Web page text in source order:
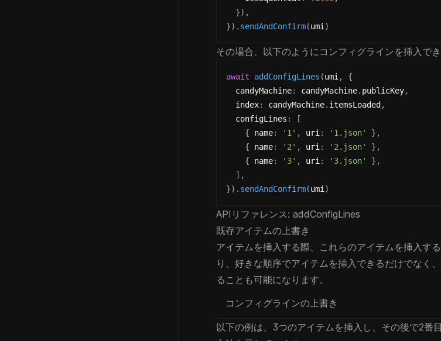
}) ,
}) . sendAndConfirm(umi )
その場合、以下のようにコンフィグラインを挿入でき
await addConfigLines (umi ,
{
  candyMachine
: candyMachine. publicKey,
  index
: candyMachine. itemsLoaded ,
  configLines
:
[
{ name: '1' , uri : '1.json' } ,
{ name: '2' , uri : '2.json' } ,
{ name: '3' , uri : '3.json' } ,
] ,
}) . sendAndConfirm(umi )
APIリファレンス: addConfigLines
既存アイテムの上書き
アイテムを挿入する際、これらのアイテムを挿入す
り、好きな順序でアイテムを挿入できるだけでなく
ることも可能になります。
コンフィグラインの上書き
以下の例は、3つのアイテムを挿入し、その後で2番